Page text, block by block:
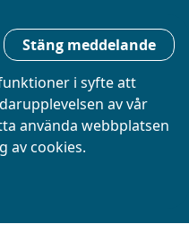
Stäng meddelande
i syfte att
av vår
använda webbplatsen
av cookies.